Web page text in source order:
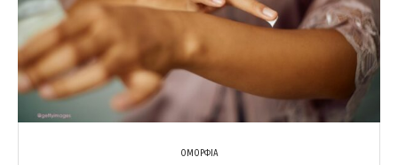
ΟΜΟΡΦΙΑ